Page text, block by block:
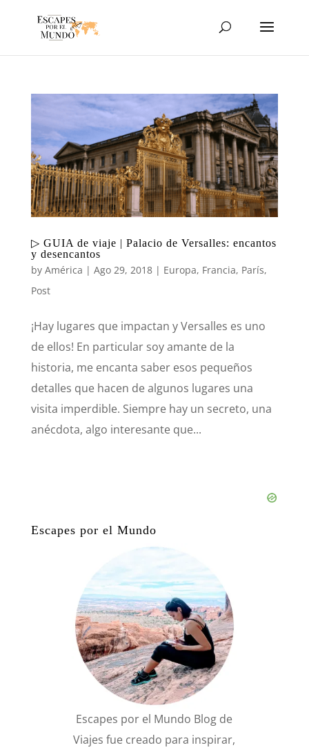
▷ GUIA de viaje | Palacio de Versalles: encantos
y desencantos
by América | Ago 29, 2018| Europa, Francia, París,
Post
¡Hay lugares que impactan y Versalles es uno
de ellos! En particular soy amante de la
historia, me encanta saber esos pequeños
detalles que hacen de algunos lugares una
visita imperdible. Siempre hay un secreto, una
anécdota, algo interesante que...
Escapes por el Mundo
Escapes por el Mundo Blog de
Viajes fue creado para inspirar,